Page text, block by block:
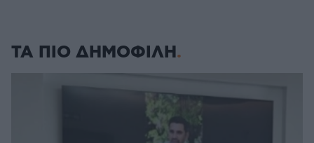
ΤΑ ΠΙΟ ΔΗΜΟΦΙΛΗ